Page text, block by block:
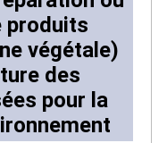
produits
végétale)
des
pour la